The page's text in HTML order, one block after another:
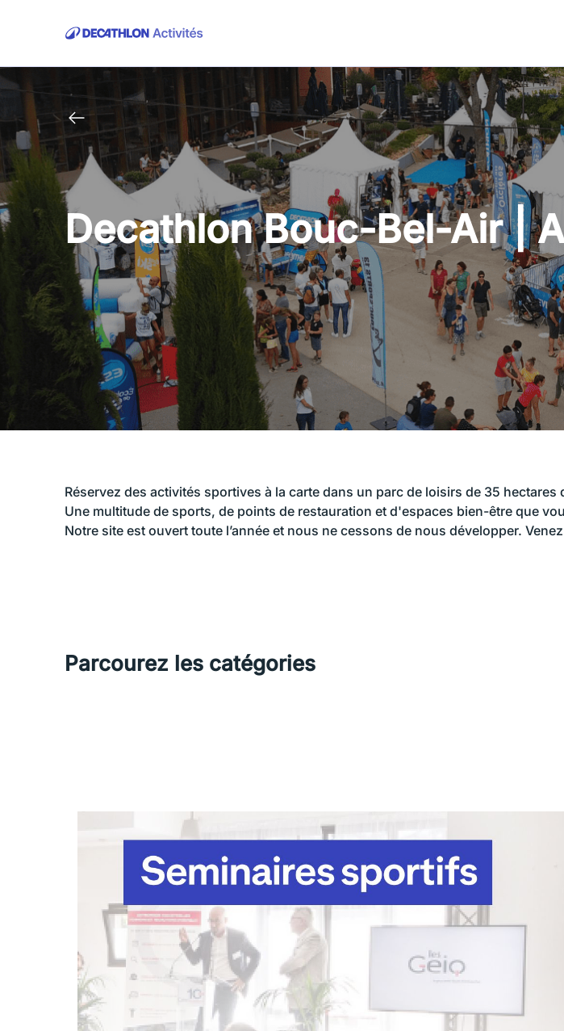
Decathlon Bouc-Bel-Air |
Réservez des activités sportives à la carte dans un parc de loisirs de 35 hectares
Une multitude de sports, de points de restauration et d'espaces bien-être que
Notre site est ouvert toute l’année et nous ne cessons de nous développer.
Parcourez les catégories